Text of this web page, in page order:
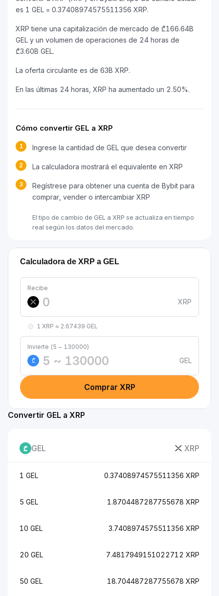
es 1 GEL = 0.37408974575511356 XRP.
XRP tiene una capitalización de mercado de ₾166.64B
GEL y un volumen de operaciones de 24 horas de
₾3.60B GEL.
La oferta circulante es de 63B XRP.
En las últimas 24 horas, XRP ha aumentado un 2.50%.
Cómo convertir GEL a XRP
1 Ingrese la cantidad de GEL que desea convertir
2 La calculadora mostrará el equivalente en XRP
3
Regístrese para obtener una cuenta de Bybit para
comprar, vender o intercambiar XRP
El tipo de cambio de GEL a XRP se actualiza en tiempo
real según los datos del mercado.
Calculadora de XRP a GEL
Recibe
XRP
1 XRP ≈ 2.67439 GEL
Invierte (5 ~ 130000)
₾
GEL
Comprar XRP
Convertir GEL a XRP
GEL XRP
1 GEL 0.37408974575511356 XRP
5 GEL 1.8704487287755678 XRP
10 GEL 3.7408974575511356 XRP
20 GEL 7.4817949151022712 XRP
50 GEL 18.704487287755678 XRP